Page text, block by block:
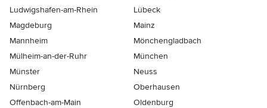
Ludwigshafen-am-Rhein
Lübeck
Magdeburg
Mainz
Mannheim
Mönchen­gladbach
Mülheim-an-der-Ruhr
München
Münster
Neuss
Nürnberg
Oberhausen
Offenbach-am-Main
Oldenburg